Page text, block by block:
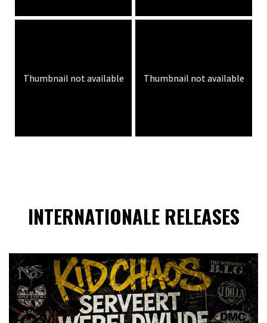
Thumbnail not available Thumbnail not available
INTERNATIONALE RELEASES